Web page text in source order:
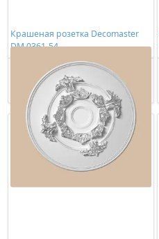
Крашеная розетка Decomaster
DM 0361-54
8623,00 ₽/шт
Купить